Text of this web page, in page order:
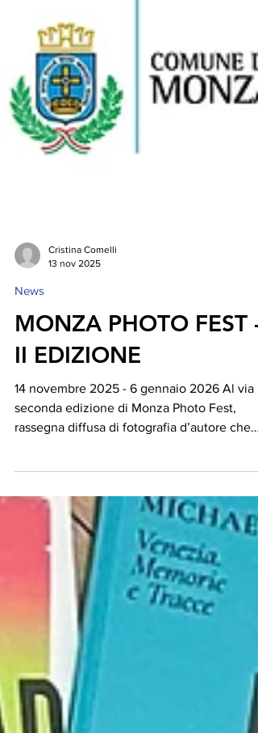
News
MONZA PHOTO FEST -
II EDIZIONE
14 novembre 2025 - 6 gennaio 2026 Al via
seconda edizione di Monza Photo Fest,
invita il pubblico a riflettere ed emozionarsi
ufficiali del festival, ospitate nei più
importanti spazi pubblici istituzionali,
pongono l’attenzione su tematiche di
rilevanza della realtà contemporanea quali il
dramma del popolo palestinese e
l’importanza del dialogo interreligioso.
Previsto un circ